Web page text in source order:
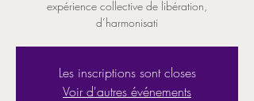
expérience collective de libération,
d’harmonisati
Les inscriptions sont closes
Voir d'autres événements